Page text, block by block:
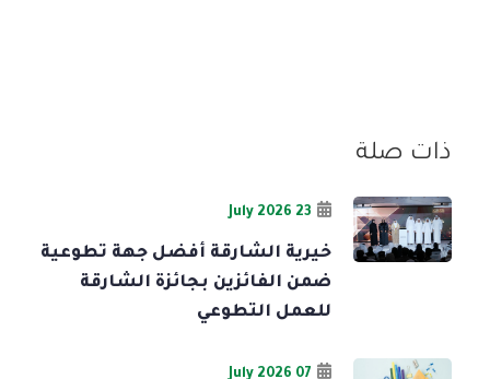
ذات صلة
23 July 2026
خيرية الشارقة أفضل جهة تطوعية
ضمن الفائزين بجائزة الشارقة
للعمل التطوعي
07 July 2026